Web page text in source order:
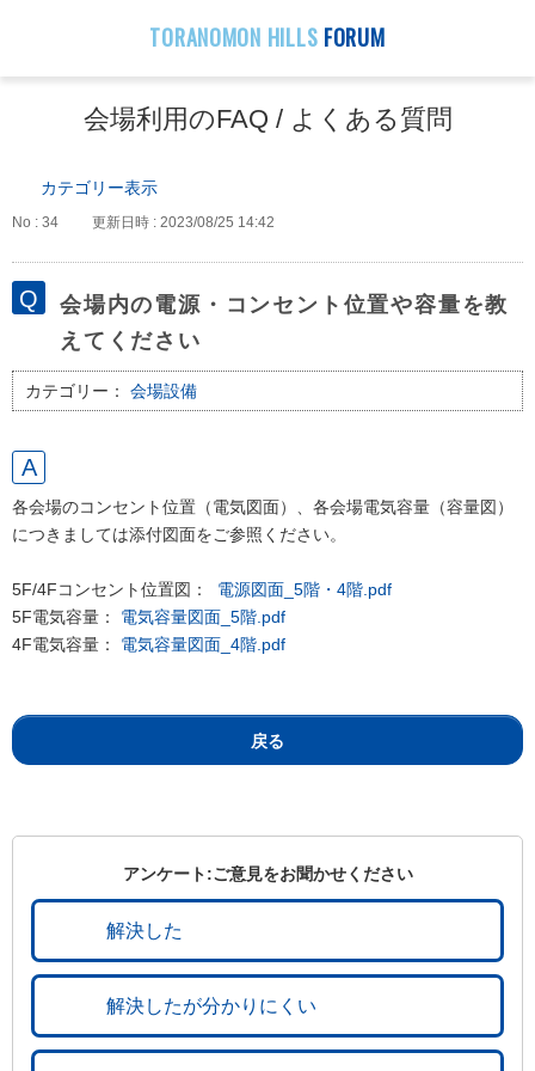
TORANOMON HILLS FORUM
会場利用のFAQ / よくある質問
カテゴリー表示
No : 34 更新日時 : 2023/08/25 14:42
会場内の電源・コンセント位置や容量を教
えてください
カテゴリー： 会場設備
各会場のコンセント位置（電気図面）、各会場電気容量（容量図）
につきましては添付図面をご参照ください。
5F/4Fコンセント位置図： 電源図面_5階・4階.pdf
5F電気容量： 電気容量図面_5階.pdf
4F電気容量： 電気容量図面_4階.pdf
戻る
アンケート:ご意見をお聞かせください
解決した
解決したが分かりにくい